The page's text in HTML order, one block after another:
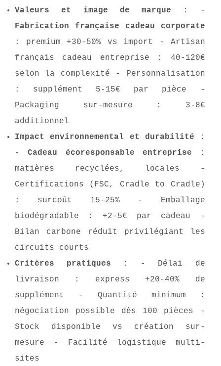
Valeurs et image de marque : -
Fabrication française cadeau corporate
: premium +30-50% vs import - Artisan
français cadeau entreprise : 40-120€
selon la complexité - Personnalisation
: supplément 5-15€ par pièce -
Packaging sur-mesure : 3-8€
additionnel
Impact environnemental et durabilité :
-Cadeau écoresponsable entreprise :
matières recyclées, locales -
Certifications (FSC, Cradle to Cradle)
: surcoût 15-25% - Emballage
biodégradable : +2-5€ par cadeau -
Bilan carbone réduit privilégiant les
circuits courts
Critères pratiques : - Délai de
livraison : express +20-40% de
supplément - Quantité minimum :
négociation possible dès 100 pièces -
Stock disponible vs création sur-
mesure - Facilité logistique multi-
sites